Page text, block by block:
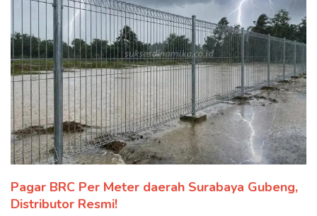
Pagar BRC Per Meter daerah Surabaya Gubeng,
Distributor Resmi!